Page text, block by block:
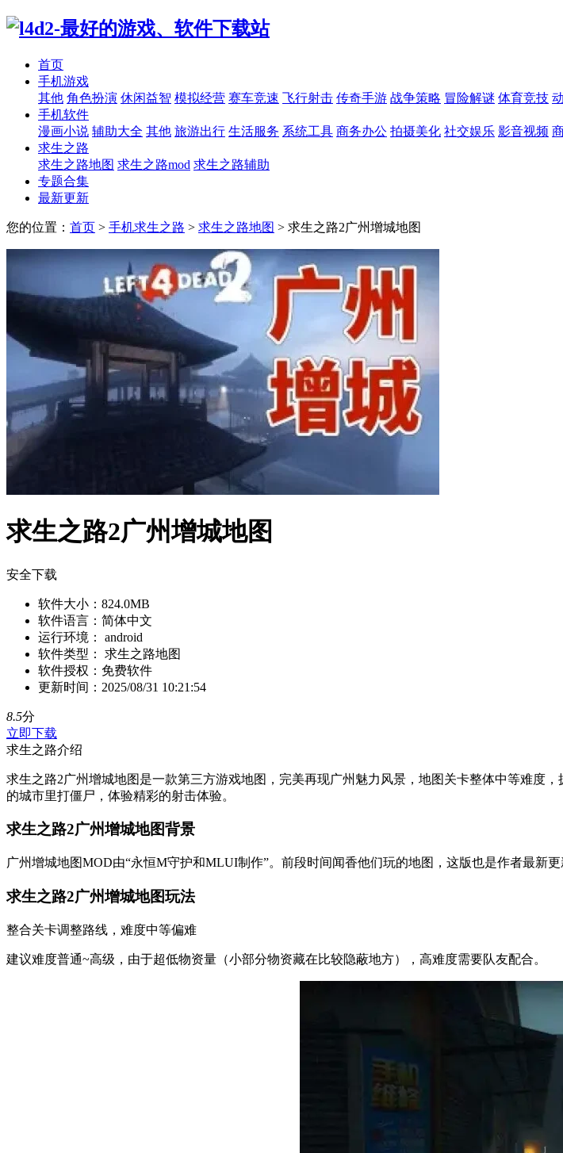
首页
手机游戏
其他 角色扮演 休闲益智 模拟经营 赛车竞速 飞行射击 传奇手游 战争策略 冒险解谜 体育竞技
手机软件
漫画小说 辅助大全 其他 旅游出行 生活服务 系统工具 商务办公 拍摄美化 社交娱乐 影音视频
求生之路
求生之路地图 求生之路mod 求生之路辅助
专题合集
最新更新
您的位置： 首页 > 手机求生之路 > 求生之路地图 > 求生之路2广州增城地图
求生之路2广州增城地图
安全下载
软件大小： 824.0MB
软件语言： 简体中文
运行环境： android
软件类型： 求生之路地图
软件授权： 免费软件
更新时间： 2025/08/31 10:21:54
8.5分
立即下载
求生之路介绍
求生之路2广州增城地图是一款第三方游戏地图，完美再现广州魅力风景，地图关卡整体中等难度
的城市里打僵尸，体验精彩的射击体验。
求生之路2广州增城地图背景
广州增城地图MOD由“永恒M守护和MLUI制作”。前段时间闻香他们玩的地图，这版也是作者最新
求生之路2广州增城地图玩法
整合关卡调整路线，难度中等偏难
建议难度普通~高级，由于超低物资量（小部分物资藏在比较隐蔽地方），高难度需要队友配合。